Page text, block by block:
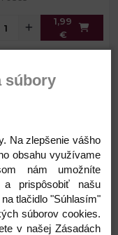
1,99
€
párty
čelenky: 34 cm
1,99 €
súbory
Na zlepšenie vášho
obsahu využívame
nám umožníte
a prispôsobiť našu
tlačidlo "Súhlasím"
súborov cookies.
v našej Zásadách